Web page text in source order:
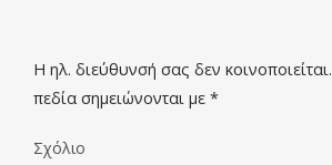
Η ηλ. διεύθυνσή σας δεν κοινοποιείται.
πεδία σημειώνονται με *
Σχόλιο